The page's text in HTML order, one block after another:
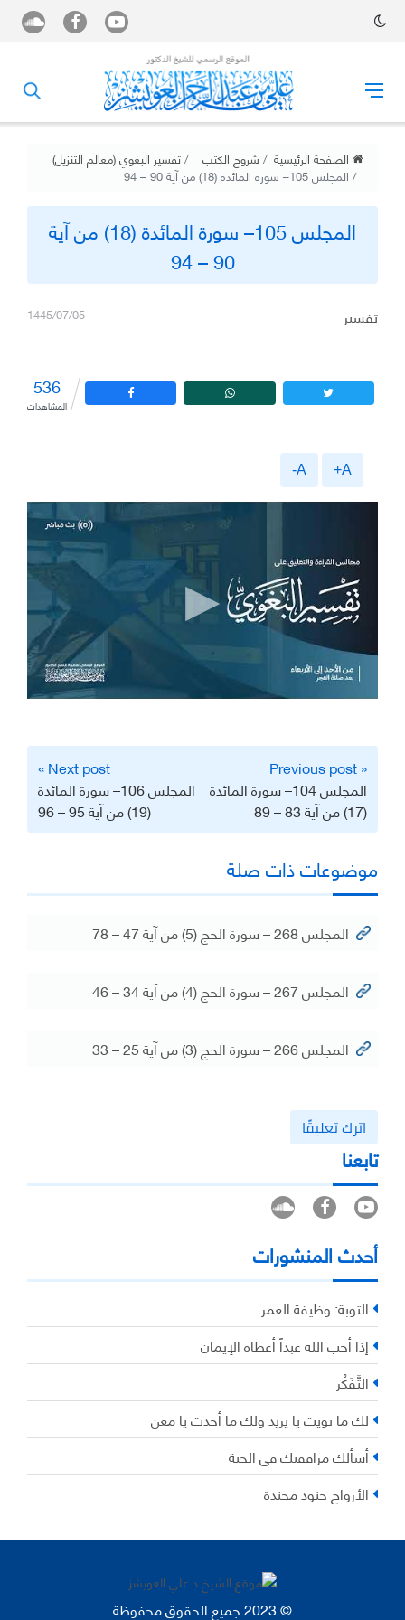
الصفحة الرئيسية شروح الكتب تفسير البغوي (معالم التنزيل)
المجلس 105– سورة المائدة (18) من آية 90 – 94
المجلس 105– سورة المائدة (18) من آية
90 – 94
1445/07/05 تفسير
536
المشاهدات
A+
A-
تصفّح
المقالات
« Previous post
المجلس 104– سورة المائدة
(17) من آية 83 – 89
Next post »
المجلس 106– سورة المائدة
(19) من آية 95 – 96
موضوعات ذات صلة
المجلس 268 – سورة الحج (5) من آية 47 – 78
المجلس 267 – سورة الحج (4) من آية 34 – 46
المجلس 266 – سورة الحج (3) من آية 25 – 33
اترك تعليقًا
تابعنا
أحدث المنشورات
التوبة: وظيفة العمر
إذا أحب الله عبداً أعطاه الإيمان
التَّفَكُر
لك ما نويت يا يزيد ولك ما أخذت يا معن
أسألك مرافقتك في الجنة
الأرواح جنود مجندة
© 2023 جميع الحقوق محفوظة